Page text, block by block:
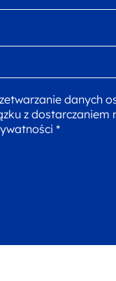
danych
z dostarczaniem
*